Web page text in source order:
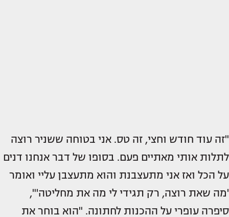
"זה עוד חודש וחצי, זה טס. אני בטוחה ששניר רוצה
לתלות אותי מאתיים פעם. בסופו של דבר אנחנו דנים
על הכל ואז אני מתעצבנת והוא מתעצבן עליי ואומר
'מה שאת רוצה, רק תגידי לי מה את מחליטה'",
סיפרה עופרי על ההכנות לחתונה. "הוא בוחר את